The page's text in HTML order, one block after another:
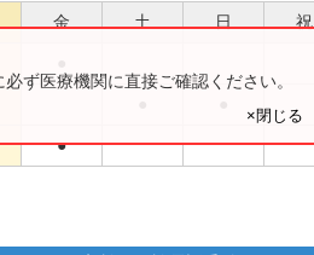
金 土 日 祝
●
ず医療機関に直接ご確認ください。
×閉じる